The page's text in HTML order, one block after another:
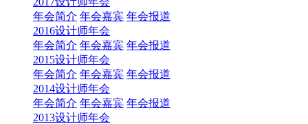
年会简介 年会嘉宾 年会报道
2016设计师年会
年会简介 年会嘉宾 年会报道
2015设计师年会
年会简介 年会嘉宾 年会报道
2014设计师年会
年会简介 年会嘉宾 年会报道
2013设计师年会